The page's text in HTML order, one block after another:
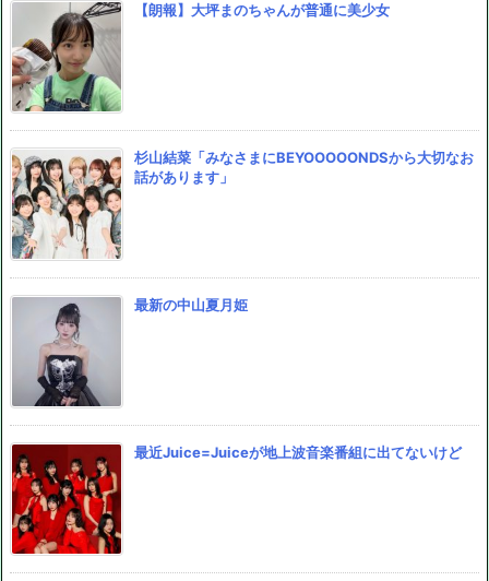
【朗報】大坪まのちゃんが普通に美少女
杉山結菜「みなさまにBEYOOOOONDSから大切なお
話があります」
最新の中山夏月姫
最近Juice=Juiceが地上波音楽番組に出てないけど